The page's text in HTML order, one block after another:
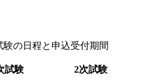
験の日程と申込受付期間
試験 2次試験